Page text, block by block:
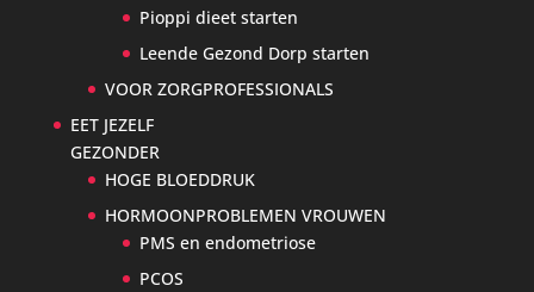
Pioppi dieet starten
Leende Gezond Dorp starten
VOOR ZORGPROFESSIONALS
EET JEZELF
GEZONDER
HOGE BLOEDDRUK
HORMOONPROBLEMEN VROUWEN
PMS en endometriose
PCOS